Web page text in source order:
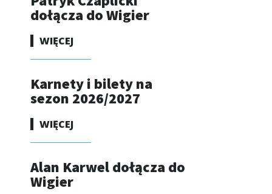
dołącza do Wigier
WIĘCEJ
Karnety i bilety na
sezon 2026/2027
WIĘCEJ
Alan Karwel dołącza do
Wigier